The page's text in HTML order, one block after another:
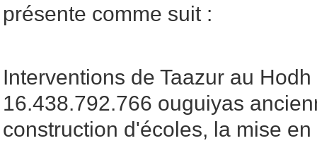
présente comme suit :
Interventions de Taazur au
16.438.792.766 ouguiyas
construction d'écoles, la mise